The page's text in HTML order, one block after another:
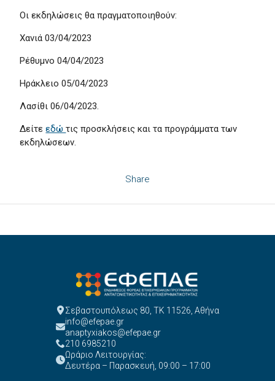
Share
Οι εκδηλώσεις θα πραγματοποιηθούν:
Χανιά 03/04/2023
Ρέθυμνο 04/04/2023
Ηράκλειο 05/04/2023
Λασίθι 06/04/2023.
Δείτεεδώτις προσκλήσεις και τα προγράμματα των
εκδηλώσεων.
Σεβαστουπόλεως 80, ΤΚ 11526, Αθήνα
info@efepae.gr
anaptyxiakos@efepae.gr
210 6985210
Ωράριο Λειτουργίας:
Δευτέρα – Παρασκευή, 09:00 – 17:00